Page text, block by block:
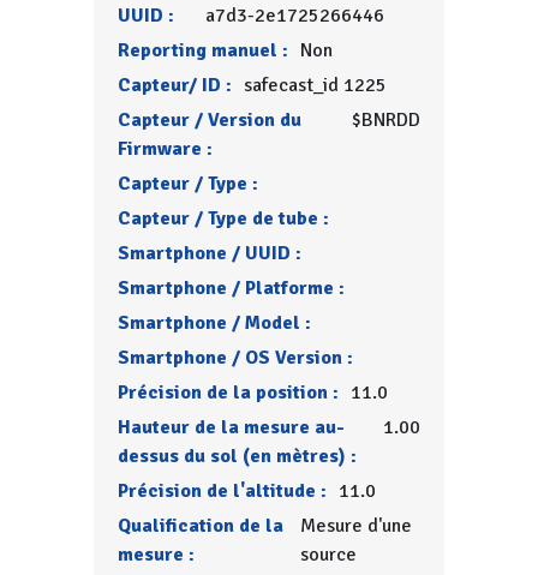
UUID :
a7d3-2e1725266446
Reporting manuel : Non
Capteur/ ID : safecast_id 1225
Capteur / Version du
Firmware :
$BNRDD
Capteur / Type :
Capteur / Type de tube :
Smartphone / UUID :
Smartphone / Platforme :
Smartphone / Model :
Smartphone / OS Version :
Précision de la position : 11.0
Hauteur de la mesure au-
dessus du sol (en mètres) :
1.00
Précision de l'altitude : 11.0
Qualification de la
mesure :
Mesure d'une
source